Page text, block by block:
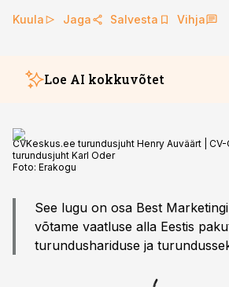
Kuula Jaga Salvesta Vihja
Loe AI kokkuvõtet
CVKeskus.ee turundusjuht Henry Auväärt |
turundusjuht Karl Oder
Foto: Erakogu
See lugu on osa Best
võtame vaatluse alla Eestis
turundushariduse ja